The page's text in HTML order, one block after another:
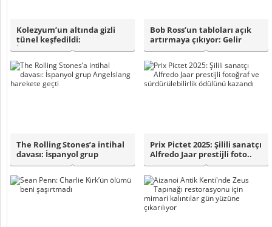
Kolezyum’un altında gizli
tünel keşfedildi:
İmparatorların g..
Bob Ross’un tabloları açık
artırmaya çıkıyor: Gelir
kamu tel..
The Rolling Stones’a intihal
davası: İspanyol grup
Angelslan..
Prix Pictet 2025: Şilili sanatçı
Alfredo Jaar prestijli foto..